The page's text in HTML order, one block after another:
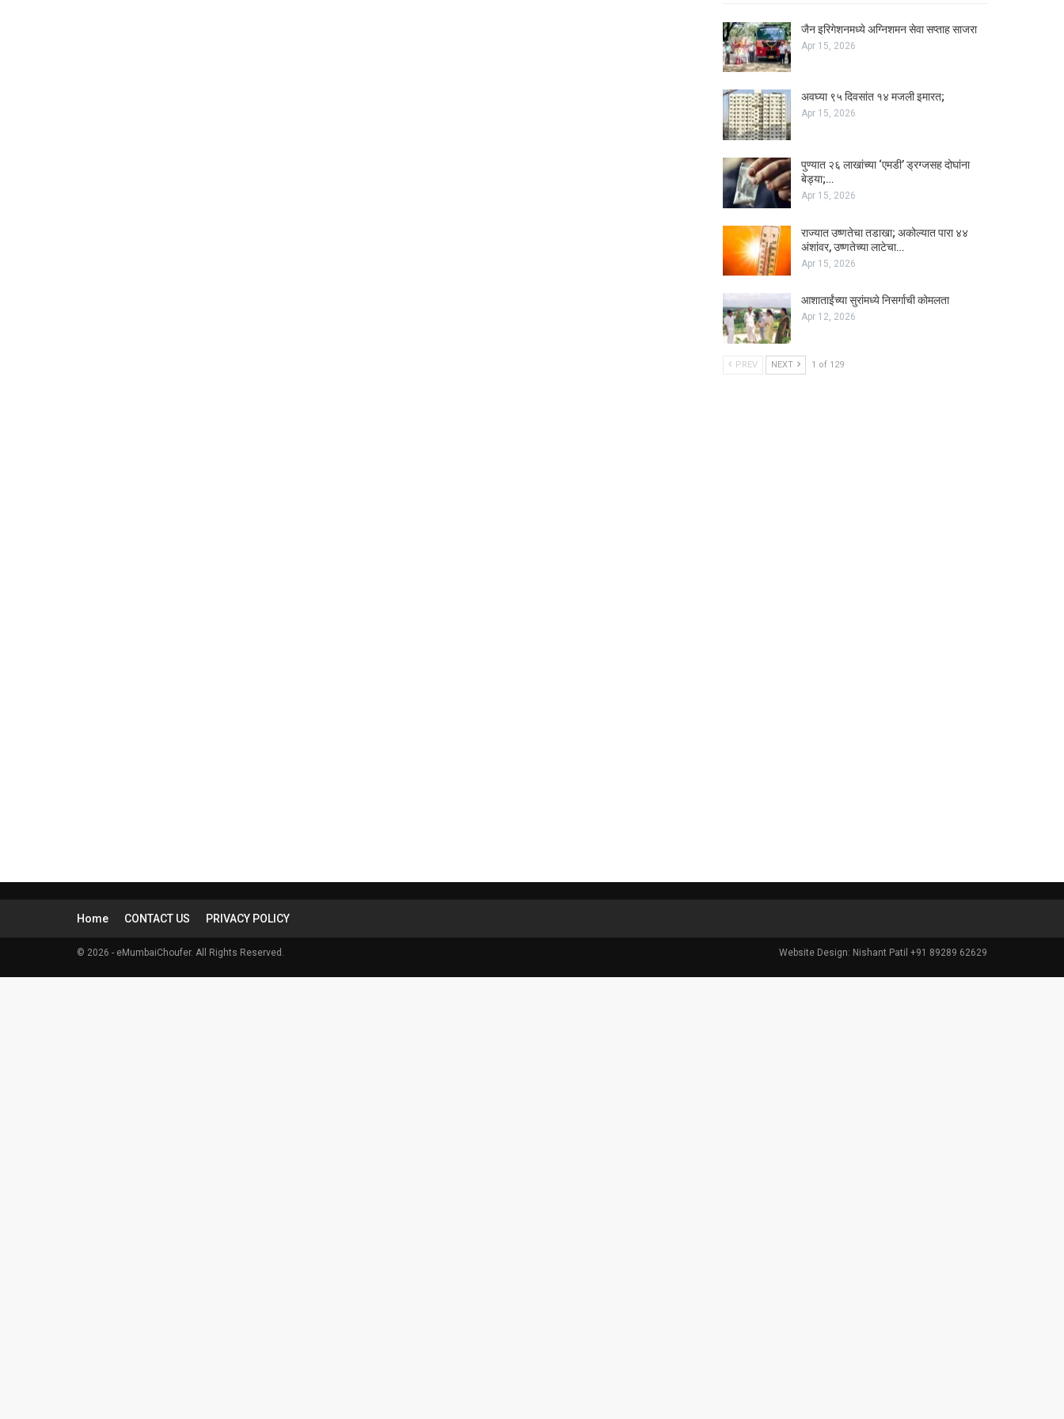
जैन इरिगेशनमध्ये अग्निशमन सेवा सप्ताह साजरा
Apr 15, 2026
अवघ्या ९५ दिवसांत १४ मजली इमारत;
Apr 15, 2026
पुण्यात २६ लाखांच्या ‘एमडी’ ड्रग्जसह दोघांना
बेड्या;…
Apr 15, 2026
राज्यात उष्णतेचा तडाखा; अकोल्यात पारा ४४
अंशांवर, उष्णतेच्या लाटेचा…
Apr 15, 2026
आशाताईंच्या सुरांमध्ये निसर्गाची कोमलता
Apr 12, 2026
PREV NEXT 1 of 129
Home CONTACT US PRIVACY POLICY
© 2026 - eMumbaiChoufer. All Rights Reserved. Website Design: Nishant Patil +91 89289 62629